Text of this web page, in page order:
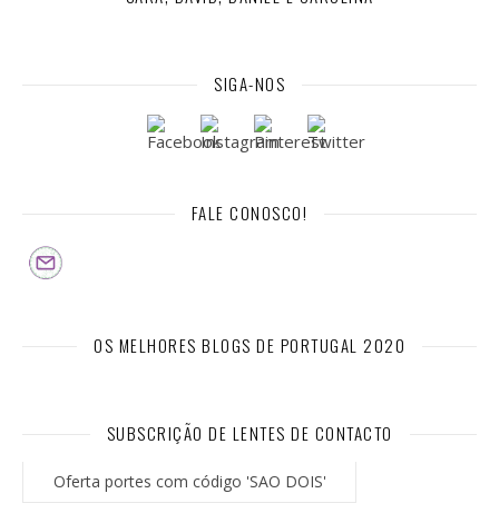
SIGA-NOS
FALE CONOSCO!
OS MELHORES BLOGS DE PORTUGAL 2020
SUBSCRIÇÃO DE LENTES DE CONTACTO
Oferta portes com código 'SAO DOIS'